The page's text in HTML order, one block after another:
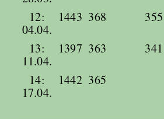
12:
04.04.
1443 368 355
13:
11.04.
1397 363 341
14:
17.04.
1442 365